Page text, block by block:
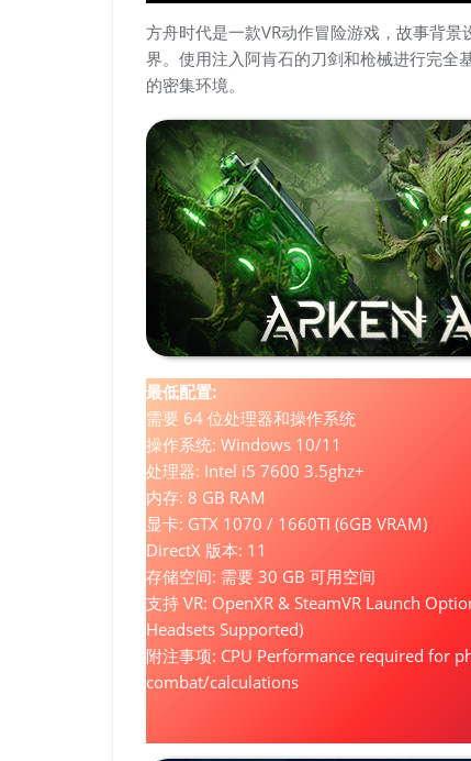
方舟时代是一款VR动作冒险游戏，故事背
界。使用注入阿肯石的刀剑和枪械进行完全
的密集环境。
最低配置:
需要 64 位处理器和操作系统
操作系统: Windows 10/11
处理器: Intel i5 7600 3.5ghz+
内存: 8 GB RAM
显卡: GTX 1070 / 1660TI (6GB VRAM)
DirectX 版本: 11
存储空间: 需要 30 GB 可用空间
支持 VR: OpenXR & SteamVR Launch
Headsets Supported)
附注事项: CPU Performance required for
combat/calculations